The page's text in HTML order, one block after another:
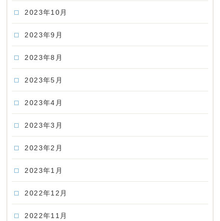
2023年10月
2023年9月
2023年8月
2023年5月
2023年4月
2023年3月
2023年2月
2023年1月
2022年12月
2022年11月